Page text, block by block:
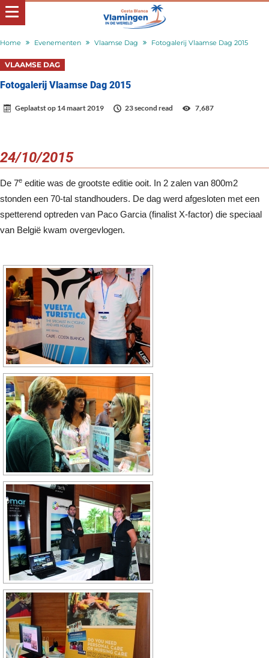
Home Evenementen Vlaamse Dag Fotogalerij Vlaamse Dag 2015
VLAAMSE DAG
Fotogalerij Vlaamse Dag 2015
Geplaatst op 14 maart 2019 23 second read 7,687
24/10/2015
De 7e editie was de grootste editie ooit. In 2 zalen van 800m2
stonden een 70-tal standhouders. De dag werd afgesloten met een
spetterend optreden van Paco Garcia (finalist X-factor) die speciaal
van België kwam overgevlogen.